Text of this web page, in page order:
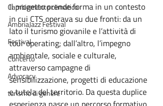
Cambiamento climatico
AmbriaJazz Festival
Festival
Concerto
Advocacy
turismo di genere
Il progetto prende forma in un contesto
in cui CTS operava su due fronti: da un
lato il turismo giovanile e l’attività di
tour operating; dall’altro, l’impegno
ambientale, sociale e culturale,
attraverso campagne di
sensibilizzazione, progetti di educazione
e tutela del territorio. Da questa duplice